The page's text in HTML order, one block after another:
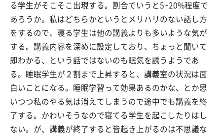
る学生がそこそこ出現する。割合でいうと5~20%程度で
あろうか。私はどちらかというとメリハリのない話し方
をするので、寝る学生は他の講義よりも多いような気が
する。講義内容を深めに設定しており、ちょっと聞いて
即わかる、という話ではないのも眠気を誘うようであ
る。睡眠学生が２割まで上昇すると、講義室の状況は面
白いことになる。睡眠学習って効果あるのかな、とか思
いつつ私のやる気は消えてしまうので途中でも講義を終
了する。かわいそうなので寝てる学生を起こしたりはし
ない。が、講義が終了すると皆起き上がるのは不思議な